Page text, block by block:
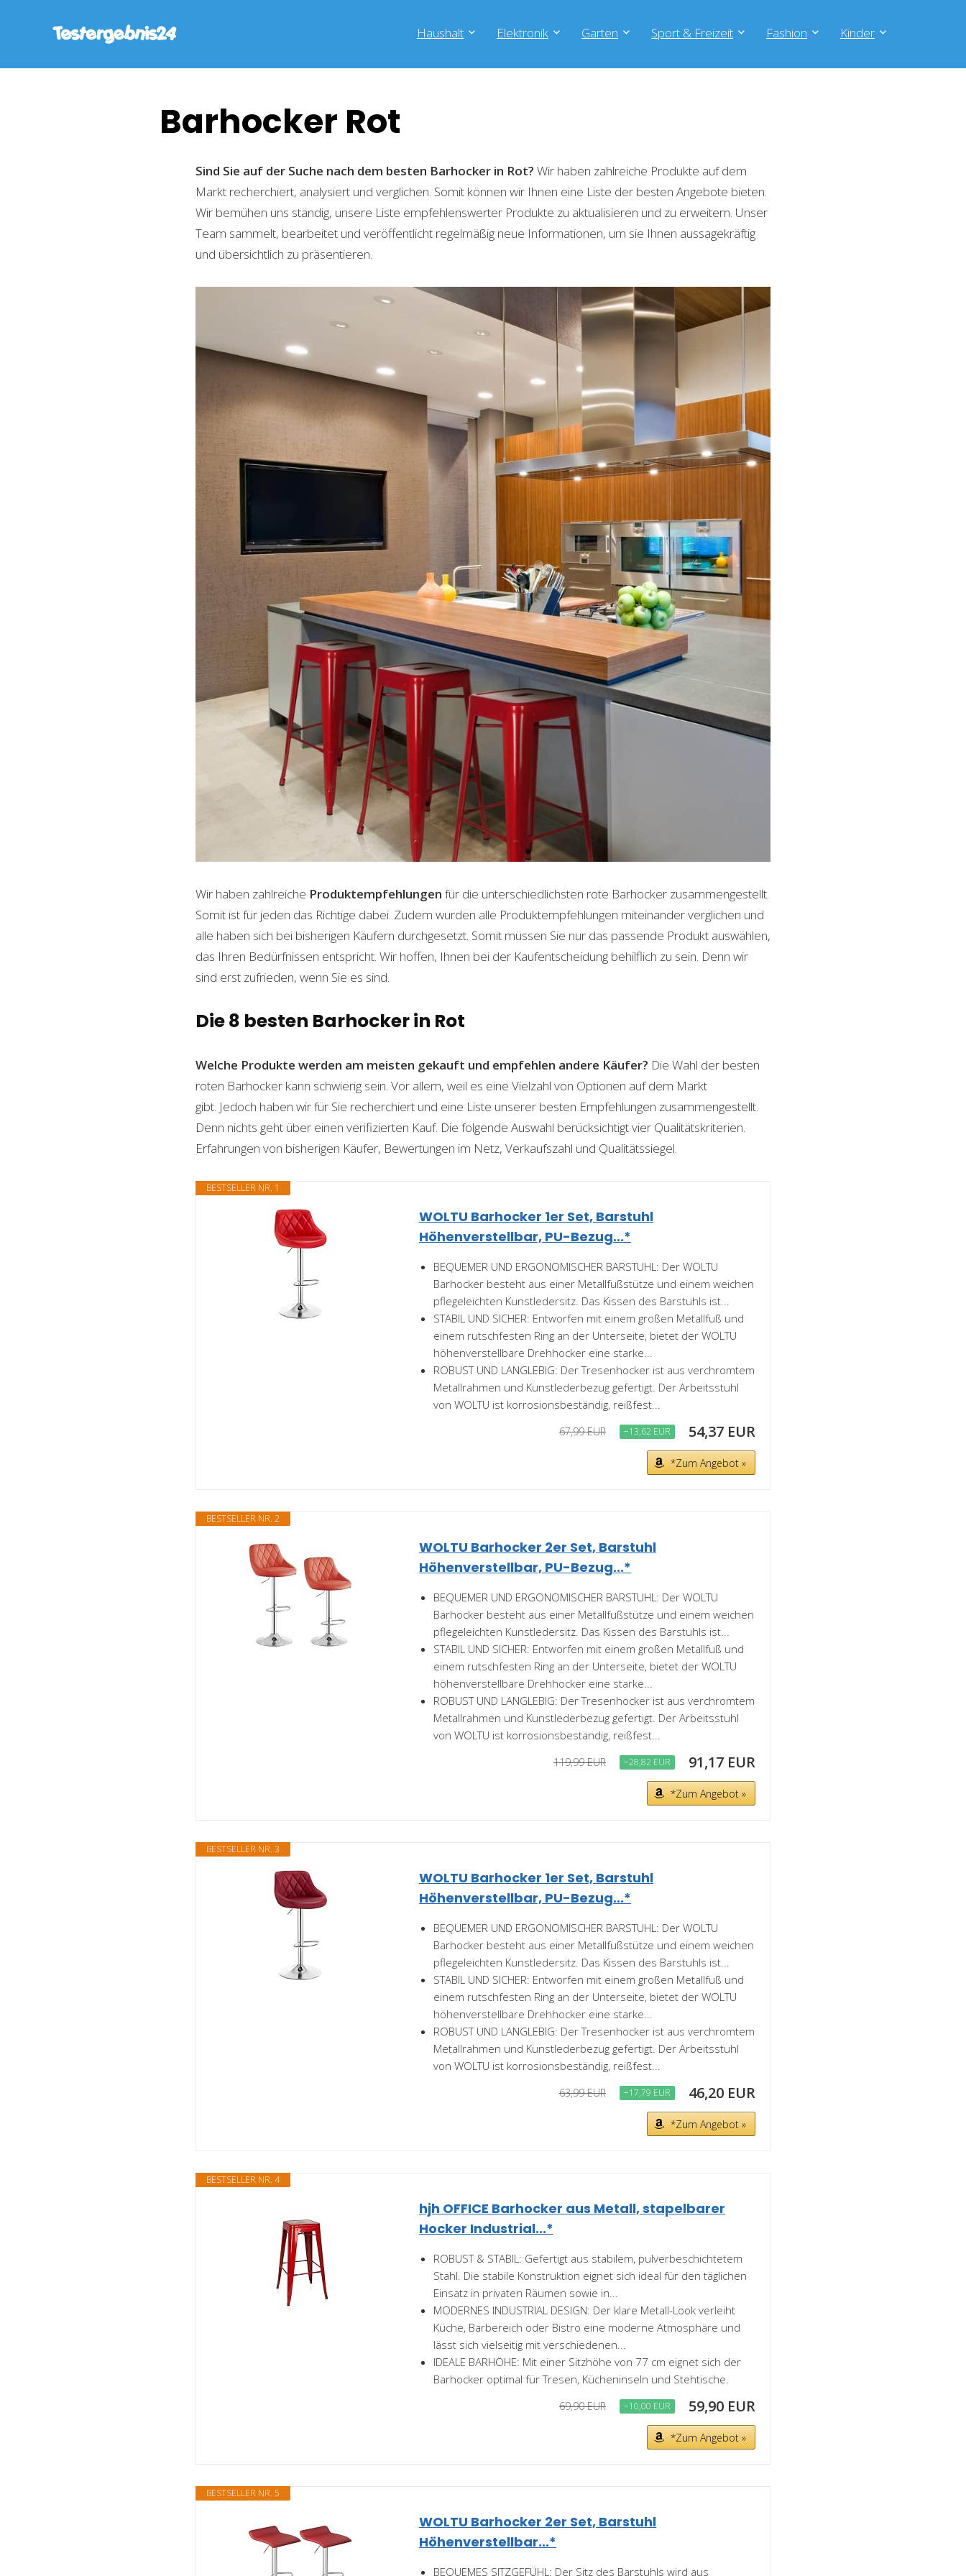
Haushalt Elektronik Garten Sport & Freizeit Fashion Kinder
Barhocker Rot
Sind Sie auf der Suche nach dem besten Barhocker in Rot? Wir haben zahlreiche Produkte auf dem
Markt recherchiert, analysiert und verglichen. Somit können wir Ihnen eine Liste der besten Angebote bieten.
Wir bemühen uns ständig, unsere Liste empfehlenswerter Produkte zu aktualisieren und zu erweitern. Unser
Team sammelt, bearbeitet und veröffentlicht regelmäßig neue Informationen, um sie Ihnen aussagekräftig
und übersichtlich zu präsentieren.
Wir haben zahlreiche Produktempfehlungen für die unterschiedlichsten rote Barhocker zusammengestellt.
Somit ist für jeden das Richtige dabei. Zudem wurden alle Produktempfehlungen miteinander verglichen und
alle haben sich bei bisherigen Käufern durchgesetzt. Somit müssen Sie nur das passende Produkt auswählen,
das Ihren Bedürfnissen entspricht. Wir hoffen, Ihnen bei der Kaufentscheidung behilflich zu sein. Denn wir
sind erst zufrieden, wenn Sie es sind.
Die 8 besten Barhocker in Rot
Welche Produkte werden am meisten gekauft und empfehlen andere Käufer? Die Wahl der besten
roten Barhocker kann schwierig sein. Vor allem, weil es eine Vielzahl von Optionen auf dem Markt
gibt. Jedoch haben wir für Sie recherchiert und eine Liste unserer besten Empfehlungen zusammengestellt.
Denn nichts geht über einen verifizierten Kauf. Die folgende Auswahl berücksichtigt vier Qualitätskriterien.
Erfahrungen von bisherigen Käufer, Bewertungen im Netz, Verkaufszahl und Qualitätssiegel.
BESTSELLER NR. 1
WOLTU Barhocker 1er Set, Barstuhl
Höhenverstellbar, PU-Bezug...*
BEQUEMER UND ERGONOMISCHER BARSTUHL: Der WOLTU
Barhocker besteht aus einer Metallfußstütze und einem weichen
pflegeleichten Kunstledersitz. Das Kissen des Barstuhls ist...
STABIL UND SICHER: Entworfen mit einem großen Metallfuß und
einem rutschfesten Ring an der Unterseite, bietet der WOLTU
höhenverstellbare Drehhocker eine starke...
ROBUST UND LANGLEBIG: Der Tresenhocker ist aus verchromtem
Metallrahmen und Kunstlederbezug gefertigt. Der Arbeitsstuhl
von WOLTU ist korrosionsbeständig, reißfest...
67,99 EUR −13,62 EUR 54,37 EUR
*Zum Angebot »
BESTSELLER NR. 2
WOLTU Barhocker 2er Set, Barstuhl
Höhenverstellbar, PU-Bezug...*
BEQUEMER UND ERGONOMISCHER BARSTUHL: Der WOLTU
Barhocker besteht aus einer Metallfußstütze und einem weichen
pflegeleichten Kunstledersitz. Das Kissen des Barstuhls ist...
STABIL UND SICHER: Entworfen mit einem großen Metallfuß und
einem rutschfesten Ring an der Unterseite, bietet der WOLTU
höhenverstellbare Drehhocker eine starke...
ROBUST UND LANGLEBIG: Der Tresenhocker ist aus verchromtem
Metallrahmen und Kunstlederbezug gefertigt. Der Arbeitsstuhl
von WOLTU ist korrosionsbeständig, reißfest...
119,99 EUR −28,82 EUR 91,17 EUR
*Zum Angebot »
BESTSELLER NR. 3
WOLTU Barhocker 1er Set, Barstuhl
Höhenverstellbar, PU-Bezug...*
BEQUEMER UND ERGONOMISCHER BARSTUHL: Der WOLTU
Barhocker besteht aus einer Metallfußstütze und einem weichen
pflegeleichten Kunstledersitz. Das Kissen des Barstuhls ist...
STABIL UND SICHER: Entworfen mit einem großen Metallfuß und
einem rutschfesten Ring an der Unterseite, bietet der WOLTU
höhenverstellbare Drehhocker eine starke...
ROBUST UND LANGLEBIG: Der Tresenhocker ist aus verchromtem
Metallrahmen und Kunstlederbezug gefertigt. Der Arbeitsstuhl
von WOLTU ist korrosionsbeständig, reißfest...
63,99 EUR −17,79 EUR 46,20 EUR
*Zum Angebot »
BESTSELLER NR. 4
hjh OFFICE Barhocker aus Metall, stapelbarer
Hocker Industrial...*
ROBUST & STABIL: Gefertigt aus stabilem, pulverbeschichtetem
Stahl. Die stabile Konstruktion eignet sich ideal für den täglichen
Einsatz in privaten Räumen sowie in...
MODERNES INDUSTRIAL DESIGN: Der klare Metall-Look verleiht
Küche, Barbereich oder Bistro eine moderne Atmosphäre und
lässt sich vielseitig mit verschiedenen...
IDEALE BARHÖHE: Mit einer Sitzhöhe von 77 cm eignet sich der
Barhocker optimal für Tresen, Kücheninseln und Stehtische.
69,90 EUR −10,00 EUR 59,90 EUR
*Zum Angebot »
BESTSELLER NR. 5
WOLTU Barhocker 2er Set, Barstuhl
Höhenverstellbar...*
BEQUEMES SITZGEFÜHL: Der Sitz des Barstuhls wird aus